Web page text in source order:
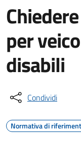
per
disabili
Condividi
Normativa di